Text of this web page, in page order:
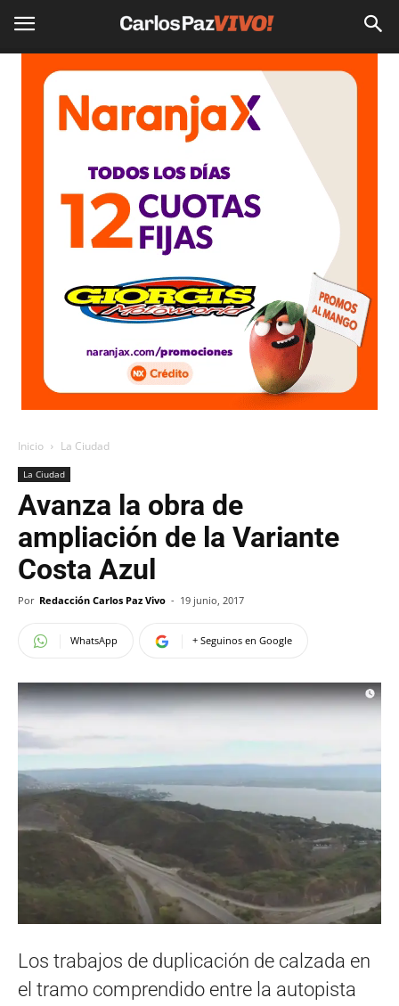
Inicio La Ciudad
La Ciudad
Avanza la obra de
ampliación de la Variante
Costa Azul
Por Redacción Carlos Paz Vivo - 19 junio, 2017
WhatsApp + Seguinos en Google
Los trabajos de duplicación de calzada en
el tramo comprendido entre la autopista